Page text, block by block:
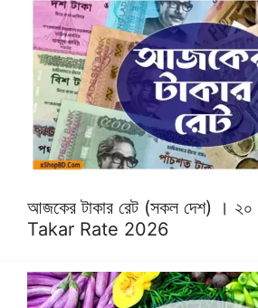
আজকের টাকার রেট (সকল দেশ) ।
Takar Rate 2026